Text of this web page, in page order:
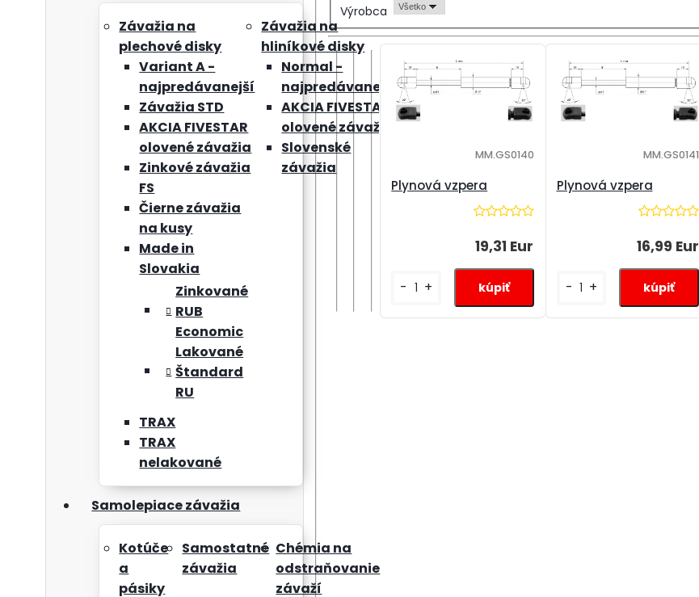
Závažia na
plechové disky
Variant A -
najpredávanejší
Závažia STD
AKCIA FIVESTAR
olovené závažia
Zinkové závažia
FS
Čierne závažia
na kusy
Made in
Slovakia
Zinkované
RUB
Economic
Lakované
Štandard
RU
TRAX
TRAX
nelakované
Závažia na
hliníkové disky
Normal -
najpredávanejší
AKCIA FIVESTAR
olovené závažia
Slovenské
závažia
Samolepiace závažia
Kotúče
a
pásiky
Samostatné
závažia
Chémia na
odstraňovanie
závaží
Výrobca Všetko
Plynová vzpera
MM.GS0140
19,31 Eur
- +
Plynová vzpera
MM.GS0141
16,99 Eur
- +